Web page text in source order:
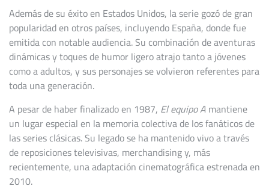
Además de su éxito en Estados Unidos, la serie gozó de gran
popularidad en otros países, incluyendo España, donde fue
emitida con notable audiencia. Su combinación de aventuras
dinámicas y toques de humor ligero atrajo tanto a jóvenes
como a adultos, y sus personajes se volvieron referentes para
toda una generación.
A pesar de haber finalizado en 1987, El equipo A mantiene
un lugar especial en la memoria colectiva de los fanáticos de
las series clásicas. Su legado se ha mantenido vivo a través
de reposiciones televisivas, merchandising y, más
recientemente, una adaptación cinematográfica estrenada en
2010.